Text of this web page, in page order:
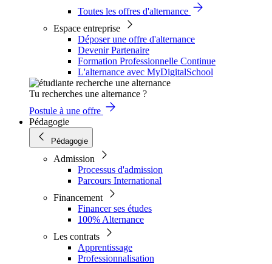
Toutes les offres d'alternance
Espace entreprise
Déposer une offre d'alternance
Devenir Partenaire
Formation Professionnelle Continue
L'alternance avec MyDigitalSchool
Tu recherches une alternance ?
Postule à une offre
Pédagogie
Pédagogie
Admission
Processus d'admission
Parcours International
Financement
Financer ses études
100% Alternance
Les contrats
Apprentissage
Professionnalisation